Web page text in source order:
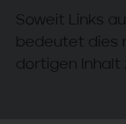
Soweit Links
bedeutet dies
dortigen Inhalt